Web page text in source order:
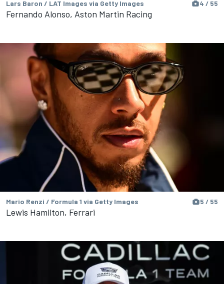
Lars Baron / LAT Images via Getty Images 4 / 55
Fernando Alonso, Aston Martin Racing
Mario Renzi / Formula 1 via Getty Images 5 / 55
Lewis Hamilton, Ferrari